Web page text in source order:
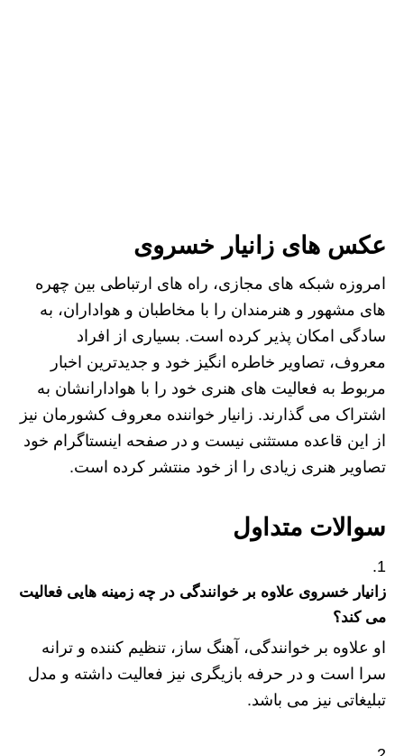
عکس های زانیار خسروی
امروزه شبکه های مجازی، راه های ارتباطی بین چهره
های مشهور و هنرمندان را با مخاطبان و هواداران، به
سادگی امکان پذیر کرده است. بسیاری از افراد
معروف، تصاویر خاطره انگیز خود و جدیدترین اخبار
مربوط به فعالیت های هنری خود را با هوادارانشان به
اشتراک می گذارند. زانیار خواننده معروف کشورمان نیز
از این قاعده مستثنی نیست و در صفحه اینستاگرام خود
تصاویر هنری زیادی را از خود منتشر کرده است.
سوالات متداول
زانیار خسروی علاوه بر خوانندگی در چه زمینه هایی فعالیت
می کند؟
او علاوه بر خوانندگی، آهنگ ساز، تنظیم کننده و ترانه
سرا است و در حرفه بازیگری نیز فعالیت داشته و مدل
تبلیغاتی نیز می باشد.